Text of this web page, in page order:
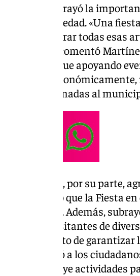
Martínez subrayó la
mayoría de edad. «Una
para celebrar todas esas
comentó
Málaga sigue apoyando
también
destinadas al
Javier Anet, por su parte,
y destacó que la Fiesta
la provincia». Además,
al atraer a visitantes de
Ayuntamiento de garantizar
Anet invitó a los
que incluye actividades